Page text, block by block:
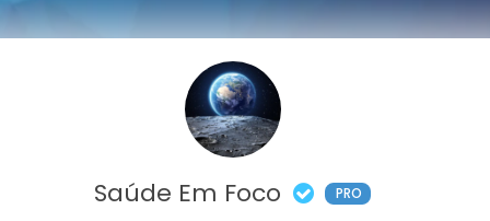
Saúde Em Foco PRO